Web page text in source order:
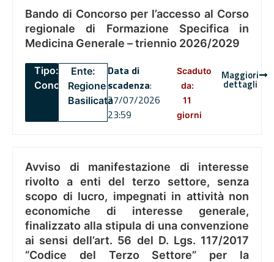
Bando di Concorso per l’accesso al Corso
regionale di Formazione Specifica in
Medicina Generale – triennio 2026/2029
Tipo:
Concorsi
Ente:
Regione
Basilicata
Data di
scadenza:
27/07/2026
23:59
Scaduto
da:
11
giorni
Maggiori
dettagli
Avviso di manifestazione di interesse
rivolto a enti del terzo settore, senza
scopo di lucro, impegnati in attività non
economiche di interesse generale,
finalizzato alla stipula di una convenzione
ai sensi dell’art. 56 del D. Lgs. 117/2017
“Codice del Terzo Settore” per la